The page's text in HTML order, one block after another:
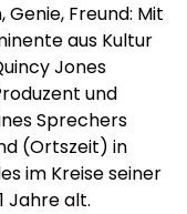
Freund: Mit
aus Kultur
Jones
und
Sprechers
(Ortszeit) in
im Kreise seiner
Jahre alt.